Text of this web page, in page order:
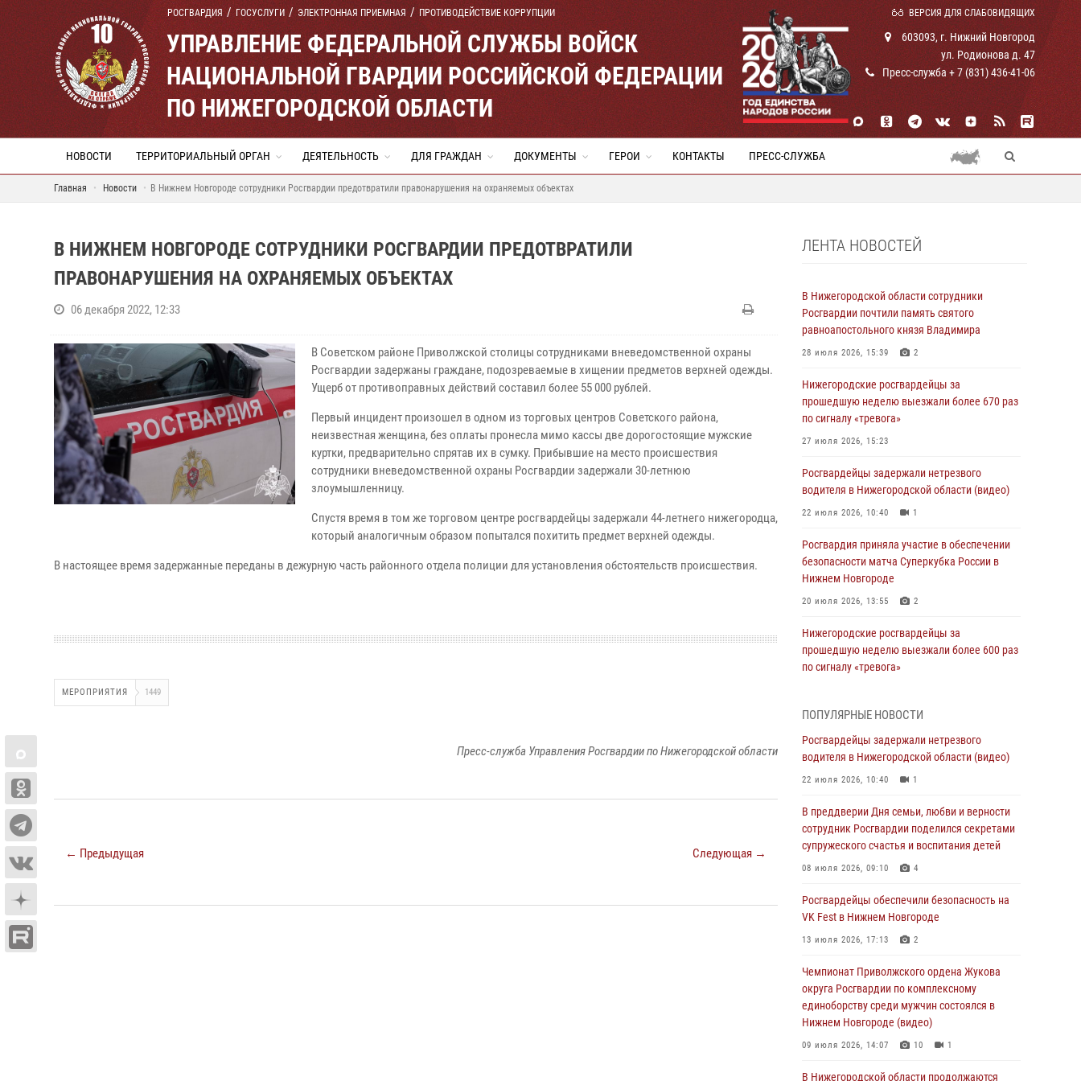
РОСГВАРДИЯ ГОСУСЛУГИ ЭЛЕКТРОННАЯ ПРИЕМНАЯ ПРОТИВОДЕЙСТВИЕ КОРРУПЦИИ ВЕРСИЯ ДЛЯ СЛАБОВИДЯЩИХ
УПРАВЛЕНИЕ ФЕДЕРАЛЬНОЙ СЛУЖБЫ ВОЙСК
НАЦИОНАЛЬНОЙ ГВАРДИИ РОССИЙСКОЙ ФЕДЕРАЦИИ
ПО НИЖЕГОРОДСКОЙ ОБЛАСТИ
603093, г. Нижний Новгород
ул. Родионова д. 47
Пресс-служба + 7 (831) 436-41-06
НОВОСТИ ТЕРРИТОРИАЛЬНЫЙ ОРГАН ДЕЯТЕЛЬНОСТЬ ДЛЯ ГРАЖДАН ДОКУМЕНТЫ ГЕРОИ КОНТАКТЫ ПРЕСС-СЛУЖБА
Главная Новости В Нижнем Новгороде сотрудники Росгвардии предотвратили правонарушения на охраняемых объектах
В НИЖНЕМ НОВГОРОДЕ СОТРУДНИКИ РОСГВАРДИИ ПРЕДОТВРАТИЛИ
ПРАВОНАРУШЕНИЯ НА ОХРАНЯЕМЫХ ОБЪЕКТАХ
06 декабря 2022, 12:33
В Советском районе Приволжской столицы сотрудниками вневедомственной охраны
Росгвардии задержаны граждане, подозреваемые в хищении предметов верхней одежды.
Ущерб от противоправных действий составил более 55 000 рублей.
Первый инцидент произошел в одном из торговых центров Советского района,
неизвестная женщина, без оплаты пронесла мимо кассы две дорогостоящие мужские
куртки, предварительно спрятав их в сумку. Прибывшие на место происшествия
сотрудники вневедомственной охраны Росгвардии задержали 30-летнюю
злоумышленницу.
Спустя время в том же торговом центре росгвардейцы задержали 44-летнего нижегородца,
который аналогичным образом попытался похитить предмет верхней одежды.
В настоящее время задержанные переданы в дежурную часть районного отдела полиции для установления обстоятельств происшествия.
МЕРОПРИЯТИЯ 1449
Пресс-служба Управления Росгвардии по Нижегородской области
← Предыдущая Следующая →
ЛЕНТА НОВОСТЕЙ
В Нижегородской области сотрудники
Росгвардии почтили память святого
равноапостольного князя Владимира
28 июля 2026, 15:39 2
Нижегородские росгвардейцы за
прошедшую неделю выезжали более 670 раз
по сигналу «тревога»
27 июля 2026, 15:23
Росгвардейцы задержали нетрезвого
водителя в Нижегородской области (видео)
22 июля 2026, 10:40 1
Росгвардия приняла участие в обеспечении
безопасности матча Суперкубка России в
Нижнем Новгороде
20 июля 2026, 13:55 2
Нижегородские росгвардейцы за
прошедшую неделю выезжали более 600 раз
по сигналу «тревога»
В Нижегородской области сотрудники
Росгвардии «по горячим следам» задержали
правонарушителя за стрельбу
17 июля 2026, 05:17
В Нижегородской области продолжаются
мероприятия в рамках всероссийской
ведомственной акции «Каникулы с
Росгвардейцы обеспечили безопасность на
VK Fest в Нижнем Новгороде
Нижегородские росгвардейцы за
прошедшую неделю выезжали более 750 раз
по сигналу «тревога»
13 июля 2026, 06:45
Росгвардейцы предотвратили серию краж в
ПОПУЛЯРНЫЕ НОВОСТИ
Росгвардейцы задержали нетрезвого
водителя в Нижегородской области (видео)
22 июля 2026, 10:40 1
В преддверии Дня семьи, любви и верности
сотрудник Росгвардии поделился секретами
супружеского счастья и воспитания детей
08 июля 2026, 09:10 4
Росгвардейцы обеспечили безопасность на
VK Fest в Нижнем Новгороде
13 июля 2026, 17:13 2
Чемпионат Приволжского ордена Жукова
округа Росгвардии по комплексному
единоборству среди мужчин состоялся в
Нижнем Новгороде (видео)
09 июля 2026, 14:07 10 1
В Нижегородской области продолжаются